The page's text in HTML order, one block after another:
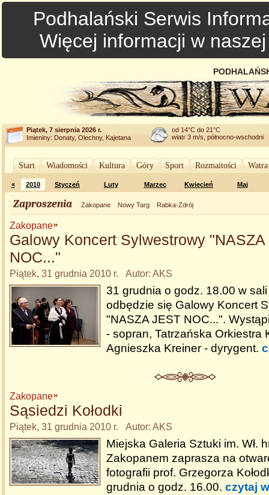
Podhalański Serwis
Więcej informacji w
Piątek, 7 sierpnia 2026 r.
Imieniny: Donaty, Olechny, Kajetana
od 14°C do 21°C
wiatr 3 m/s, północno-wschodni
Start Wiadomości Kultura Góry Sport Rozmaitości
« 2010 Styczeń Luty Marzec Kwiecień Maj
Zaproszenia Zakopane Nowy Targ Rabka-Zdrój
Zakopane
Galowy Koncert Sylwestrowy "NASZA
NOC..."
Piątek, 31 grudnia 2010 r. Autor: AKS
31 grudnia o godz. 18.00 w sali
odbędzie się Galowy Koncert
"NASZA JEST NOC...".
- sopran, Tatrzańska Orkiestra
Agnieszka Kreiner - dyrygent.
Zakopane
Sąsiedzi Kołodki
Piątek, 31 grudnia 2010 r. Autor: AKS
Miejska Galeria Sztuki im. Wł.
Zakopanem zaprasza na
fotografii prof. Grzegorza
grudnia o godz. 16.00. czytaj